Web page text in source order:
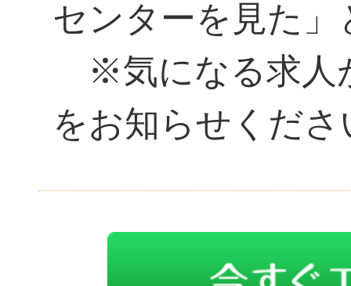
センターを見た
※気になる求人
をお知らせくださ